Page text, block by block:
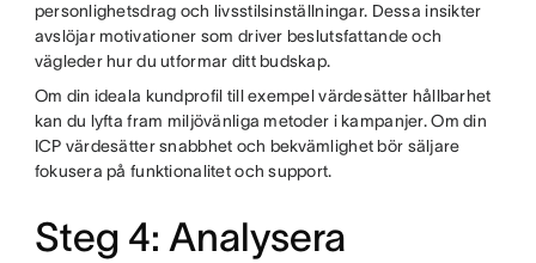
personlighetsdrag och livsstilsinställningar. Dessa insikter
avslöjar motivationer som driver beslutsfattande och
vägleder hur du utformar ditt budskap.
Om din ideala kundprofil till exempel värdesätter hållbarhet
kan du lyfta fram miljövänliga metoder i kampanjer. Om din
ICP värdesätter snabbhet och bekvämlighet bör säljare
fokusera på funktionalitet och support.
Steg 4: Analysera